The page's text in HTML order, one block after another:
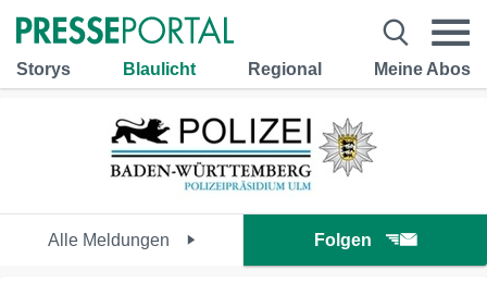
Storys Blaulicht Regional Meine Abos
Alle Meldungen Folgen